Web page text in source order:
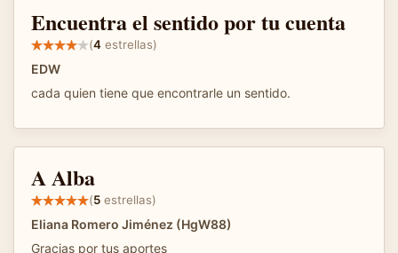
Encuentra el sentido por tu cuenta
(4 estrellas)
EDW
cada quien tiene que encontrarle un sentido.
A Alba
(5 estrellas)
Eliana Romero Jiménez (HgW88)
Gracias por tus aportes